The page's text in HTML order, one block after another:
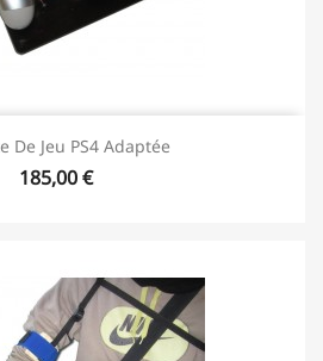
De Jeu PS4 Adaptée
185,00 €